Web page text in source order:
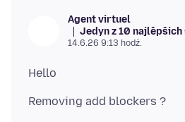
Agent virtuel
Jedyn z 10
14.6.26 9:13 hodź.